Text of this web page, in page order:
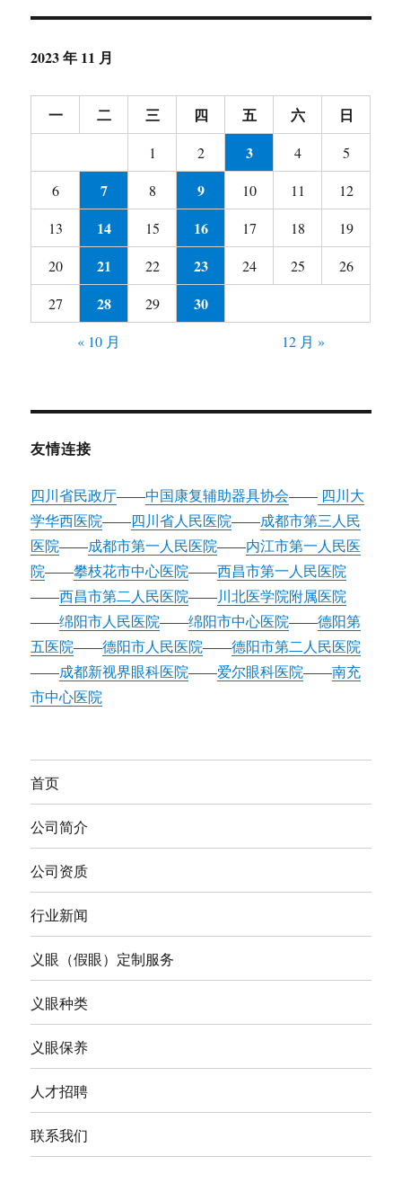
2023 年 11 月
一 二 三 四 五 六 日
1 2 3 4
5
6
7 8 9 10 11
12
13
14 15 16 17 18
19
20
21 22 23 24 25
26
27
28 29 30
« 10 月 12 月 »
友情连接
四川省民政厅——中国康复辅助器具协会—— 四川大
学华西医院——四川省人民医院——成都市第三人民
医院——成都市第一人民医院——内江市第一人民医
院——攀枝花市中心医院——西昌市第一人民医院
——西昌市第二人民医院——川北医学院附属医院
——绵阳市人民医院——绵阳市中心医院——德阳第
五医院——德阳市人民医院——德阳市第二人民医院
——成都新视界眼科医院——爱尔眼科医院——南充
市中心医院
首页
公司简介
公司资质
行业新闻
义眼（假眼）定制服务
义眼种类
义眼保养
人才招聘
联系我们